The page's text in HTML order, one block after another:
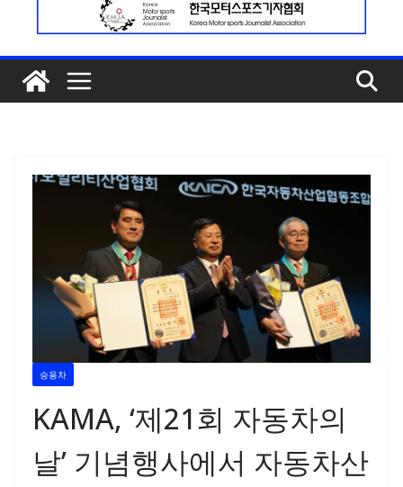
승용차
KAMA, ‘제21회 자동차의
날’ 기념행사에서 자동차산